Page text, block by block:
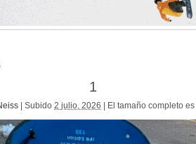
1
Subido 2 julio, 2026 El tamaño completo es